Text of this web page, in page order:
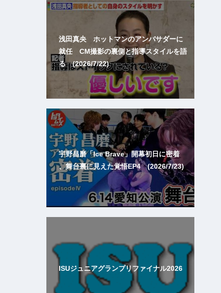
浅田真央 ホットマンのアンバサダーに
就任 CM撮影の裏側と指導スタイルを語
る (2026/7/22)
宇野昌磨「Ice Brave」開幕初日に密着
、舞台裏に見えた覚悟EP4 (2026/7/23)
ISUジュニアグランプリファイナル2026